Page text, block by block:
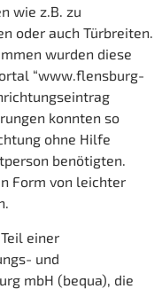
wie z.B. zu
oder auch Türbreiten.
wurden diese
“www.flensburg-
konnten so
ohne Hilfe
benötigten.
Form von leichter
einer
und
mbH (bequa), die